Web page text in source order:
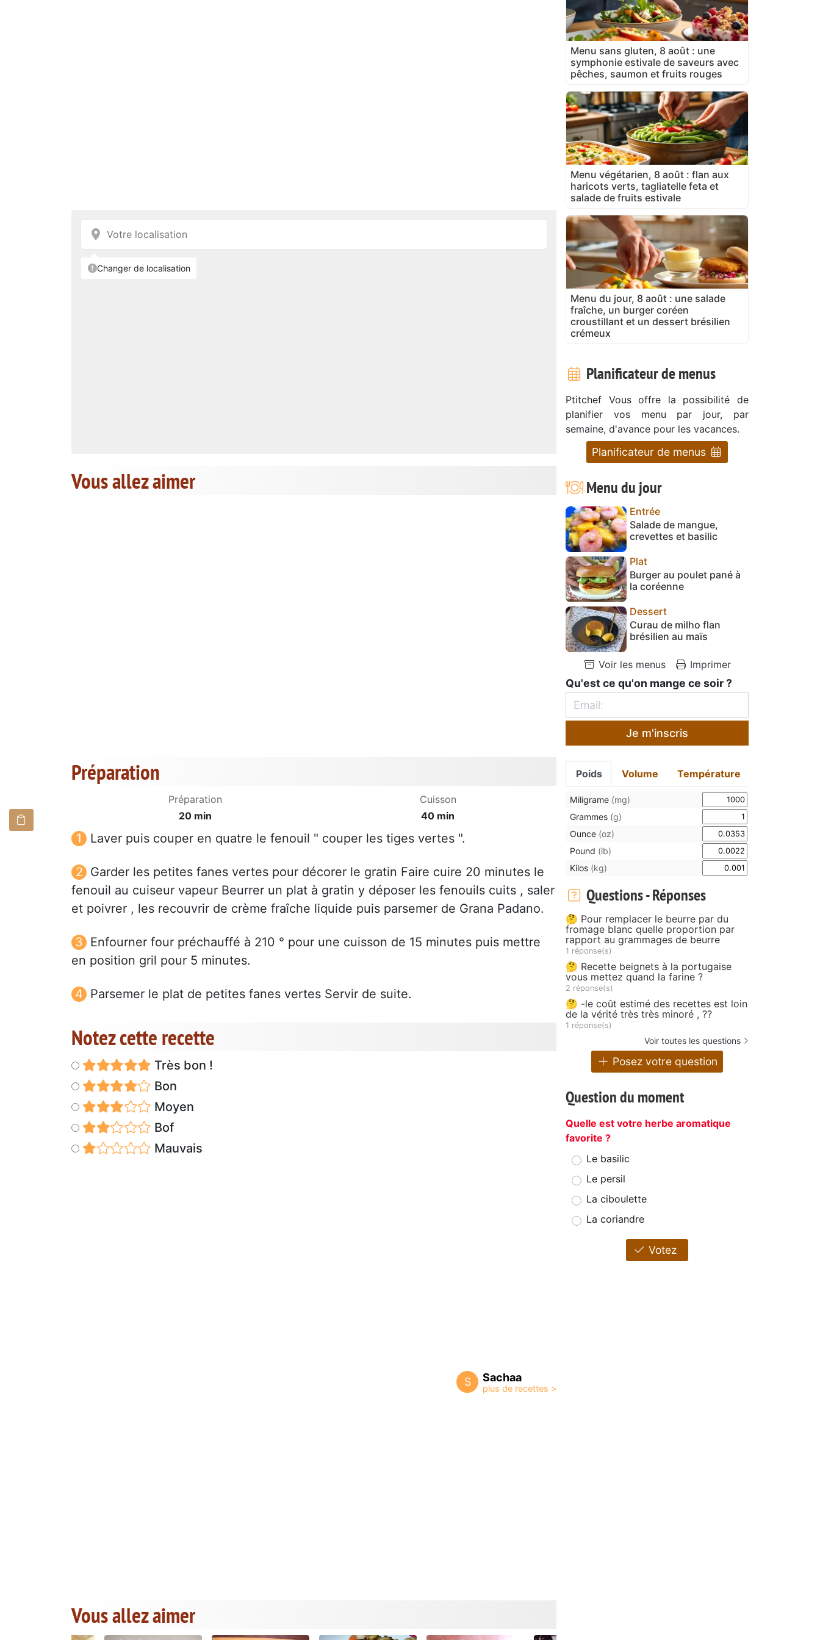
Vous allez aimer
Préparation
Préparation
20 min
Cuisson
40 min
Laver puis couper en quatre le fenouil " couper les tiges vertes ".
Garder les petites fanes vertes pour décorer le gratin Faire cuire 20 minutes le
fenouil au cuiseur vapeur Beurrer un plat à gratin y déposer les fenouils cuits , saler
et poivrer , les recouvrir de crème fraîche liquide puis parsemer de Grana Padano.
Enfourner four préchauffé à 210 ° pour une cuisson de 15 minutes puis mettre
en position gril pour 5 minutes.
Parsemer le plat de petites fanes vertes Servir de suite.
Notez cette recette
Très bon !
Bon
Moyen
Bof
Mauvais
S Sachaa
Vous allez aimer
Menu sans gluten, 8 août : une
symphonie estivale de saveurs avec
pêches, saumon et fruits rouges
Menu végétarien, 8 août : flan aux
haricots verts, tagliatelle feta et
salade de fruits estivale
Menu du jour, 8 août : une salade
fraîche, un burger coréen
croustillant et un dessert brésilien
crémeux
Planificateur de menus
Ptitchef Vous offre la possibilité de
planifier vos menu par jour, par
semaine, d'avance pour les vacances.
Planificateur de menus
Menu du jour
Entrée
Salade de mangue,
crevettes et basilic
Plat
Burger au poulet pané à
la coréenne
Dessert
Curau de milho flan
brésilien au maïs
Voir les menus Imprimer
Qu'est ce qu'on mange ce soir ?
Je m'inscris
Poids Volume Température
Miligrame (mg)
Grammes (g)
Ounce (oz)
Pound (lb)
Kilos (kg)
Questions - Réponses
🤔 Pour remplacer le beurre par du
fromage blanc quelle proportion par
rapport au grammages de beurre
1 réponse(s)
🤔 Recette beignets à la portugaise
vous mettez quand la farine ?
2 réponse(s)
🤔 -le coût estimé des recettes est loin
de la vérité très très minoré , ??
1 réponse(s)
Voir toutes les questions
Posez votre question
Question du moment
Quelle est votre herbe aromatique
favorite ?
Le basilic
Le persil
La ciboulette
La coriandre
Votez